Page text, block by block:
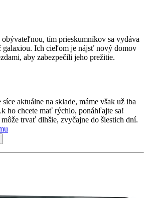
tím prieskumníkov sa vydáva
galaxiou. Ich cieľom je nájsť nový domov
aby zabezpečili jeho prežitie.
aktuálne na sklade, máme však už iba
ho chcete mať rýchlo, ponáhľajte sa!
trvať dlhšie, zvyčajne do šiestich dní.